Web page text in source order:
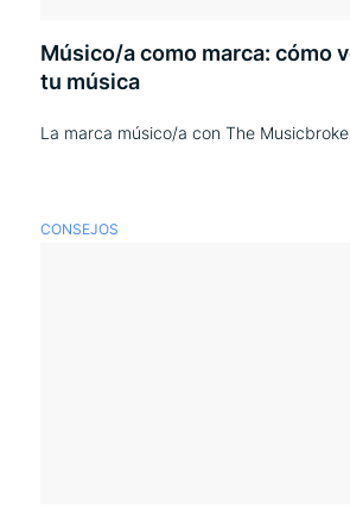
Músico/a como marca: cómo
tu música
La marca músico/a con The
CONSEJOS